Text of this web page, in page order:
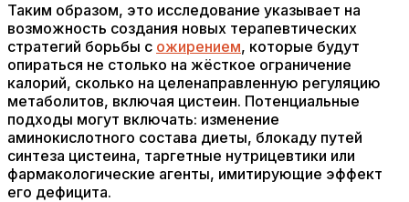
Таким образом, это исследование указывает на
возможность создания новых терапевтических
стратегий борьбы с ожирением, которые будут
опираться не столько на жёсткое ограничение
калорий, сколько на целенаправленную регуляцию
метаболитов, включая цистеин. Потенциальные
подходы могут включать: изменение
аминокислотного состава диеты, блокаду путей
синтеза цистеина, таргетные нутрицевтики или
фармакологические агенты, имитирующие эффект
его дефицита.